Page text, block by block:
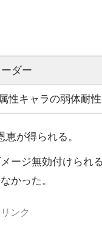
ダー
性キャラの弱体耐
が得られる。
ージ無効付けられ
かった。
ンク